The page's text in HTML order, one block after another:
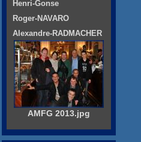
Henri-Gonse
Roger-NAVARO
Alexandre-RADMACHER
AMFG 2013.jpg